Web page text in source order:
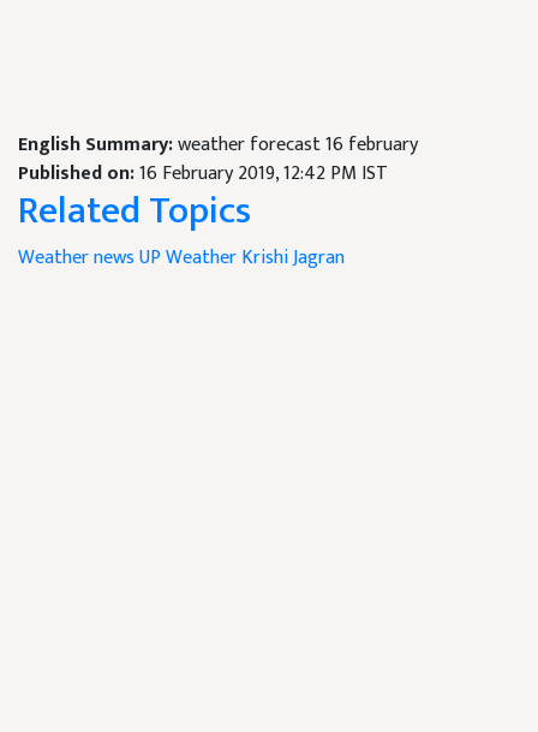
English Summary:weather forecast 16 february
Published on:16 February 2019, 12:42 PM IST
Related Topics
Weather newsUP WeatherKrishi Jagran